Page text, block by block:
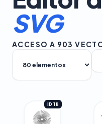
SVG
ACCESO A 903
ID 18